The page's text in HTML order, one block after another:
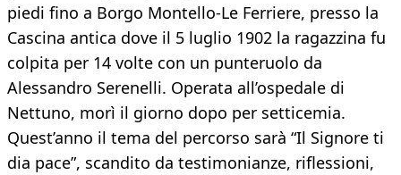
piedi fino a Borgo Montello-Le Ferriere, presso la
Cascina antica dove il 5 luglio 1902 la ragazzina fu
colpita per 14 volte con un punteruolo da
Alessandro Serenelli. Operata all’ospedale di
Nettuno, morì il giorno dopo per setticemia.
Quest’anno il tema del percorso sarà “Il Signore ti
dia pace”, scandito da testimonianze, riflessioni,